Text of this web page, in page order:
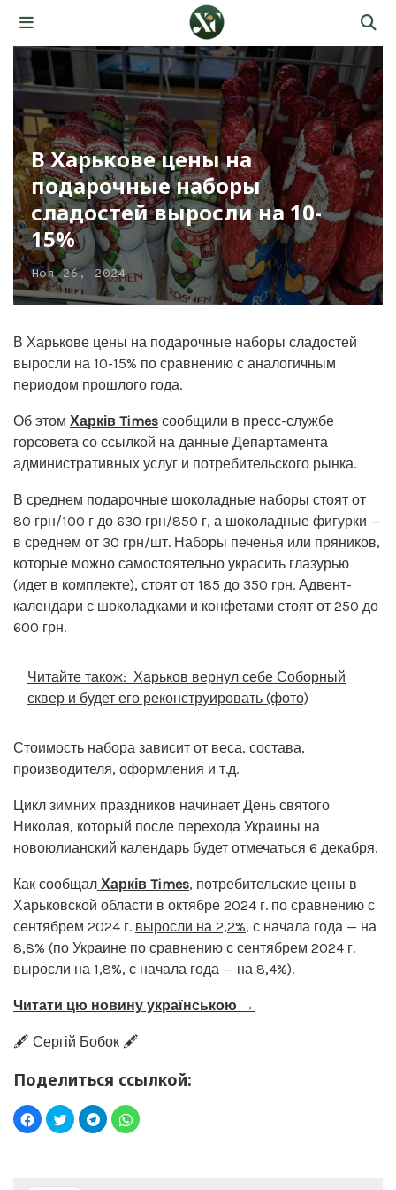
В Харькове цены на
подарочные наборы
сладостей выросли на 10-
15%
Ноя 26, 2024
В Харькове цены на подарочные наборы сладостей
выросли на 10-15% по сравнению с аналогичным
периодом прошлого года.
Об этом Харків Times сообщили в пресс-службе
горсовета со ссылкой на данные Департамента
административных услуг и потребительского рынка.
В среднем подарочные шоколадные наборы стоят от
80 грн/100 г до 630 грн/850 г, а шоколадные фигурки —
в среднем от 30 грн/шт. Наборы печенья или пряников,
которые можно самостоятельно украсить глазурью
(идет в комплекте), стоят от 185 до 350 грн. Адвент-
календари с шоколадками и конфетами стоят от 250 до
600 грн.
Читайте також: Харьков вернул себе Соборный
сквер и будет его реконструировать (фото)
Стоимость набора зависит от веса, состава,
производителя, оформления и т.д.
Цикл зимних праздников начинает День святого
Николая, который после перехода Украины на
новоюлианский календарь будет отмечаться 6 декабря.
Как сообщал Харків Times, потребительские цены в
Харьковской области в октябре 2024 г. по сравнению с
сентябрем 2024 г. выросли на 2,2%, с начала года — на
8,8% (по Украине по сравнению с сентябрем 2024 г.
выросли на 1,8%, с начала года — на 8,4%).
Читати цю новину українською →
🖋️ Сергій Бобок 🖋️
Поделиться ссылкой: